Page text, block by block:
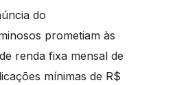
do
prometiam às
renda fixa mensal de
mínimas de R$